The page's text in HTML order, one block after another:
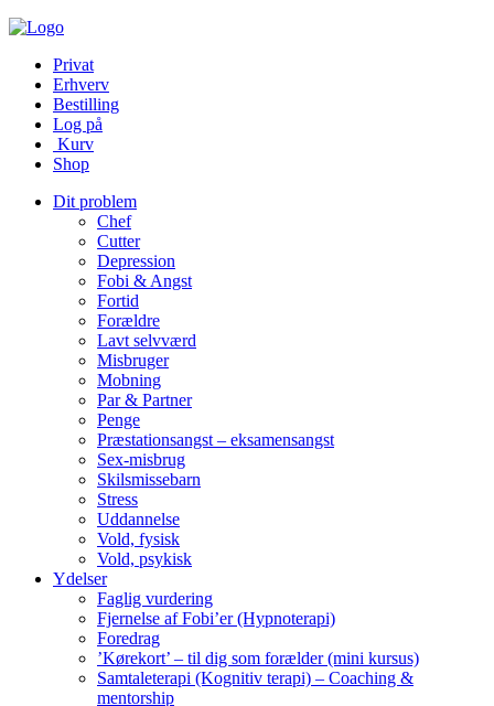
Privat
Erhverv
Bestilling
Log på
Kurv
Shop
Dit problem
Chef
Cutter
Depression
Fobi & Angst
Fortid
Forældre
Lavt selvværd
Misbruger
Mobning
Par & Partner
Penge
Præstationsangst – eksamensangst
Sex-misbrug
Skilsmissebarn
Stress
Uddannelse
Vold, fysisk
Vold, psykisk
Ydelser
Faglig vurdering
Fjernelse af Fobi’er (Hypnoterapi)
Foredrag
’Kørekort’ – til dig som forælder (mini kursus)
Samtaleterapi (Kognitiv terapi) – Coaching &
mentorship